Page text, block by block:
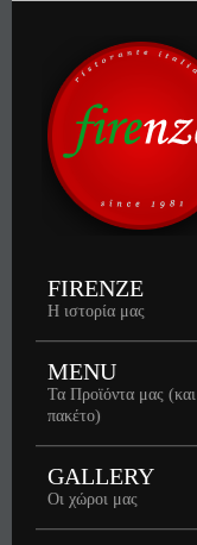
FIRENZE
Η ιστορία μας
MENU
Τα Προϊόντα μας (και
πακέτο)
GALLERY
Οι χώροι μας